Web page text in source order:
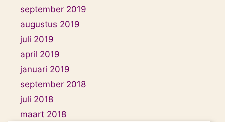
september 2019
augustus 2019
juli 2019
april 2019
januari 2019
september 2018
juli 2018
maart 2018